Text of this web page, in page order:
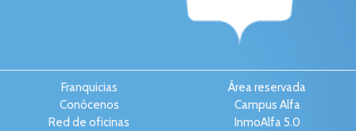
Franquicias
Conócenos
Red de oficinas
Área reservada
Campus Alfa
InmoAlfa 5.0